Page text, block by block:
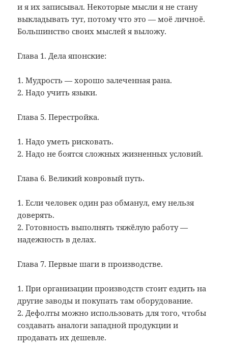
и я их записывал. Некоторые мысли я не стану
выкладывать тут, потому что это — моё личноё.
Большинство своих мыслей я выложу.
Глава 1. Дела японские:
1. Мудрость — хорошо залеченная рана.
2. Надо учить языки.
Глава 5. Перестройка.
1. Надо уметь рисковать.
2. Надо не боятся сложных жизненных условий.
Глава 6. Великий ковровый путь.
1. Если человек один раз обманул, ему нельзя
доверять.
2. Готовность выполнять тяжёлую работу —
надежность в делах.
Глава 7. Первые шаги в производстве.
1. При организации производств стоит ездить на
другие заводы и покупать там оборудование.
2. Дефолты можно использовать для того, чтобы
создавать аналоги западной продукции и
продавать их дешевле.